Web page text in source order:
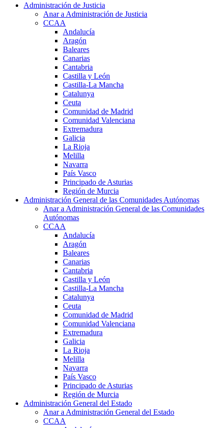
Administración de Justicia
Anar a Administración de Justicia
CCAA
Andalucía
Aragón
Baleares
Canarias
Cantabria
Castilla y León
Castilla-La Mancha
Catalunya
Ceuta
Comunidad de Madrid
Comunidad Valenciana
Extremadura
Galicia
La Rioja
Melilla
Navarra
País Vasco
Principado de Asturias
Región de Murcia
Administración General de las Comunidades Autónomas
Anar a Administración General de las Comunidades
Autónomas
CCAA
Andalucía
Aragón
Baleares
Canarias
Cantabria
Castilla y León
Castilla-La Mancha
Catalunya
Ceuta
Comunidad de Madrid
Comunidad Valenciana
Extremadura
Galicia
La Rioja
Melilla
Navarra
País Vasco
Principado de Asturias
Región de Murcia
Administración General del Estado
Anar a Administración General del Estado
CCAA